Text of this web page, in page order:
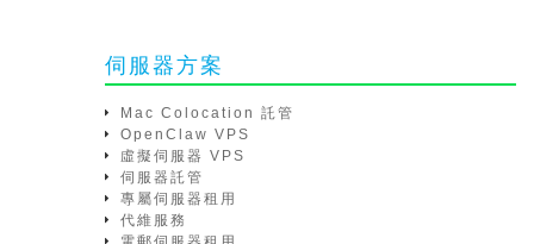
伺服器方案
Mac Colocation 託管
OpenClaw VPS
虛擬伺服器 VPS
伺服器託管
專屬伺服器租用
代維服務